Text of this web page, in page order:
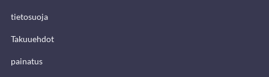
tietosuoja
Takuuehdot
painatus